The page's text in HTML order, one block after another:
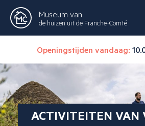
Museum van
de huizen uit de Franche-Comté
Openingstijden vandaag:
ACTIVITEITEN VAN